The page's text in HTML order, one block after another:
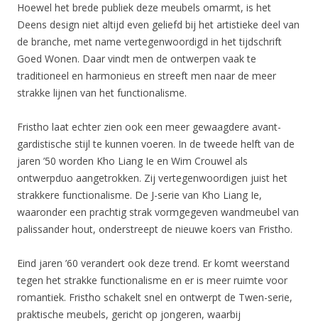
Hoewel het brede publiek deze meubels omarmt, is het
Deens design niet altijd even geliefd bij het artistieke deel van
de branche, met name vertegenwoordigd in het tijdschrift
Goed Wonen. Daar vindt men de ontwerpen vaak te
traditioneel en harmonieus en streeft men naar de meer
strakke lijnen van het functionalisme.
Fristho laat echter zien ook een meer gewaagdere avant-
gardistische stijl te kunnen voeren. In de tweede helft van de
jaren ’50 worden Kho Liang Ie en Wim Crouwel als
ontwerpduo aangetrokken. Zij vertegenwoordigen juist het
strakkere functionalisme. De J-serie van Kho Liang Ie,
waaronder een prachtig strak vormgegeven wandmeubel van
palissander hout, onderstreept de nieuwe koers van Fristho.
Eind jaren ’60 verandert ook deze trend. Er komt weerstand
tegen het strakke functionalisme en er is meer ruimte voor
romantiek. Fristho schakelt snel en ontwerpt de Twen-serie,
praktische meubels, gericht op jongeren, waarbij